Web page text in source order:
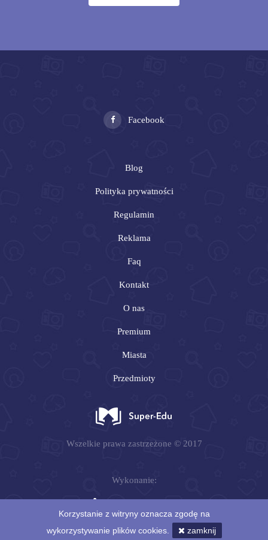
Wszelkie prawa zastrzeżone © 2017
Blog
Polityka prywatności
Regulamin
Reklama
Faq
Kontakt
O nas
Premium
Miasta
Przedmioty
Facebook
Wykonanie:
Korzystanie z witryny oznacza zgodę na
wykorzystywanie plików cookies.
zamknij